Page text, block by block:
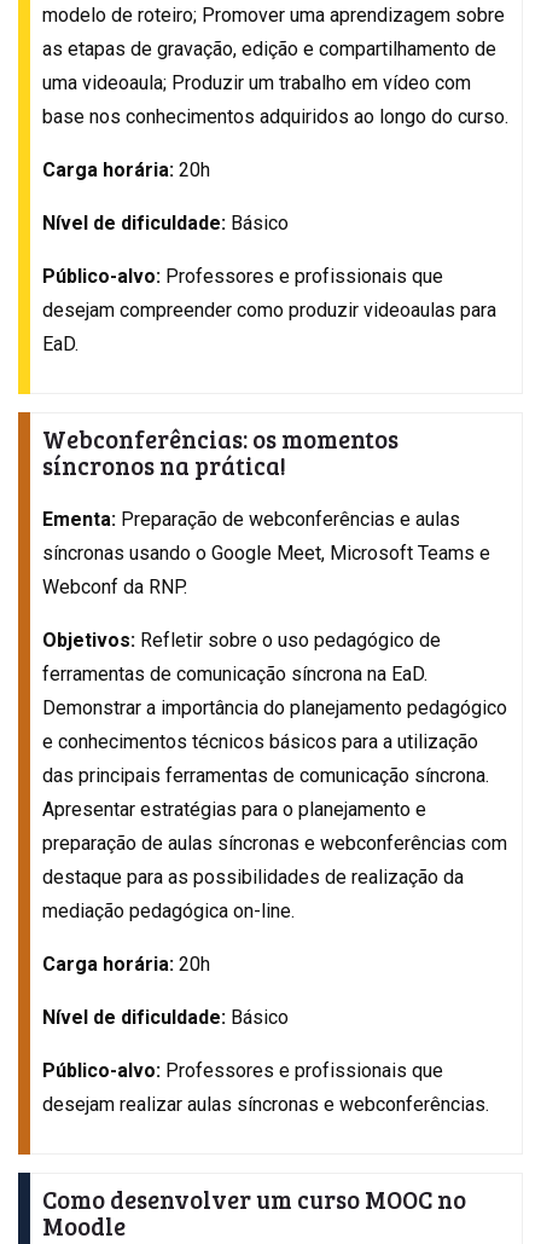
modelo de roteiro; Promover uma aprendizagem sobre
as etapas de gravação, edição e compartilhamento de
uma videoaula; Produzir um trabalho em vídeo com
base nos conhecimentos adquiridos ao longo do curso.
Carga horária: 20h
Nível de dificuldade: Básico
Público-alvo: Professores e profissionais que
desejam compreender como produzir videoaulas para
EaD.
Webconferências: os momentos
síncronos na prática!
Ementa: Preparação de webconferências e aulas
síncronas usando o Google Meet, Microsoft Teams e
Webconf da RNP.
Objetivos: Refletir sobre o uso pedagógico de
ferramentas de comunicação síncrona na EaD.
Demonstrar a importância do planejamento pedagógico
e conhecimentos técnicos básicos para a utilização
das principais ferramentas de comunicação síncrona.
Apresentar estratégias para o planejamento e
preparação de aulas síncronas e webconferências com
destaque para as possibilidades de realização da
mediação pedagógica on-line.
Carga horária: 20h
Nível de dificuldade: Básico
Público-alvo: Professores e profissionais que
desejam realizar aulas síncronas e webconferências.
Como desenvolver um curso MOOC no
Moodle